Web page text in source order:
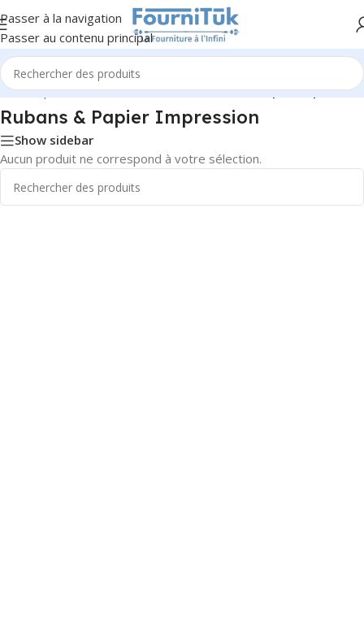
Passer à la navigation
Passer au contenu principal
/Impression & Consommables/Rubans & Papier Impression
Rubans & Papier Impression
Show sidebar
Aucun produit ne correspond à votre sélection.